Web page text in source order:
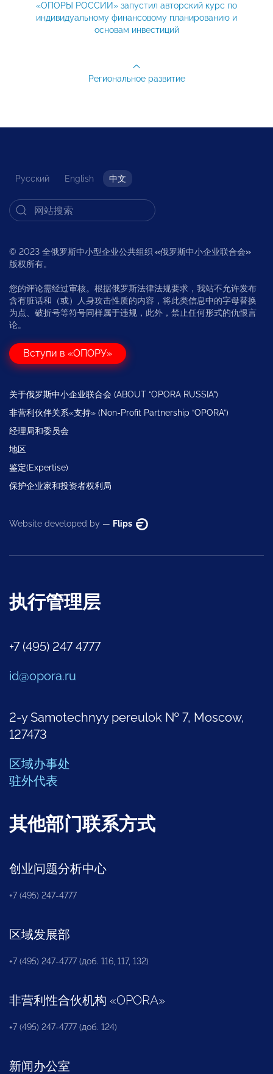
«ОПОРЫ РОССИИ» запустил авторский курс по
индивидуальному финансовому планированию и
основам инвестиций
Региональное развитие
Русский English 中文
© 2023 全俄罗斯中小型企业公共组织 «俄罗斯中小企业联合会»
版权所有。
您的评论需经过审核。根据俄罗斯法律法规要求，我站不允许发布
含有脏话和（或）人身攻击性质的内容，将此类信息中的字母替换
为点、破折号等符号同样属于违规，此外，禁止任何形式的仇恨言
论。
Вступи в «ОПОРУ»
关于俄罗斯中小企业联合会 (ABOUT “OPORA RUSSIA”)
非营利伙伴关系«支持» (Non-Profit Partnership “OPORA”)
经理局和委员会
地区
鉴定(Expertise)
保护企业家和投资者权利局
Website developed by — Flips
执行管理层
+7 (495) 247 4777
id@opora.ru
2-y Samotechnyy pereulok № 7, Moscow,
127473
区域办事处
驻外代表
其他部门联系方式
创业问题分析中心
+7 (495) 247-4777
区域发展部
+7 (495) 247-4777 (доб. 116, 117, 132)
非营利性合伙机构 «OPORA»
+7 (495) 247-4777 (доб. 124)
新闻办公室